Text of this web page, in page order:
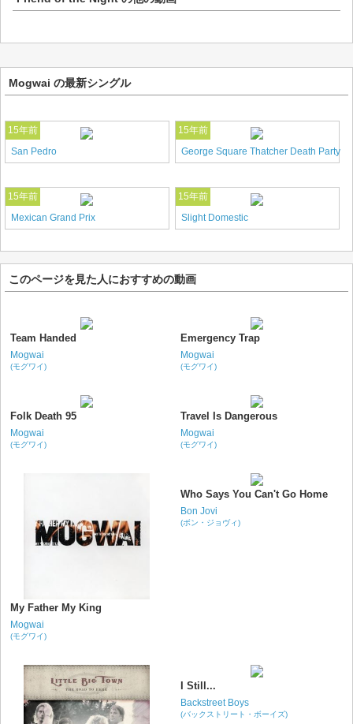
Mogwai の最新シングル
15年前
San Pedro
15年前
George Square Thatcher Death Party
15年前
Mexican Grand Prix
15年前
Slight Domestic
このページを見た人におすすめの動画
Team Handed
Mogwai
(モグワイ)
Emergency Trap
Mogwai
(モグワイ)
Folk Death 95
Mogwai
(モグワイ)
Travel Is Dangerous
Mogwai
(モグワイ)
My Father My King
Mogwai
(モグワイ)
Who Says You Can't Go Home
Bon Jovi
(ボン・ジョヴィ)
I Still...
Backstreet Boys
(バックストリート・ボーイズ)